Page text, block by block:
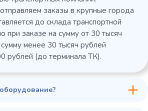
заказы в крупные города
до склада транспортной
при заказе на сумму от 30 тысяч
менее 30 тысяч рублей
рублей (до терминала ТК).